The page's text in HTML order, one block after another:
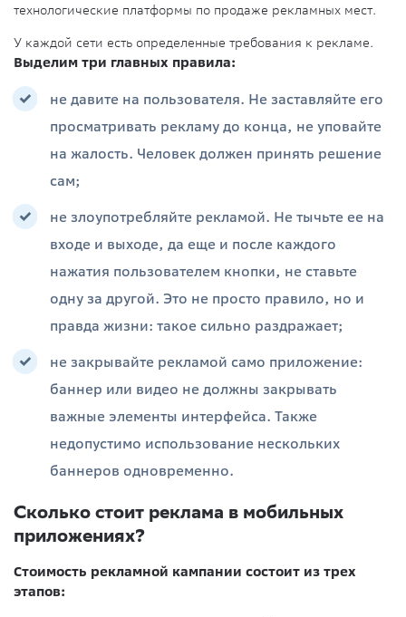
технологические платформы по продаже рекламных мест.
У каждой сети есть определенные требования к рекламе.
Выделим три главных правила:
не давите на пользователя. Не заставляйте его
просматривать рекламу до конца, не уповайте
на жалость. Человек должен принять решение
сам;
не злоупотребляйте рекламой. Не тычьте ее на
входе и выходе, да еще и после каждого
нажатия пользователем кнопки, не ставьте
одну за другой. Это не просто правило, но и
правда жизни: такое сильно раздражает;
не закрывайте рекламой само приложение:
баннер или видео не должны закрывать
важные элементы интерфейса. Также
недопустимо использование нескольких
баннеров одновременно.
Сколько стоит реклама в мобильных
приложениях?
Стоимость рекламной кампании состоит из трех
этапов: